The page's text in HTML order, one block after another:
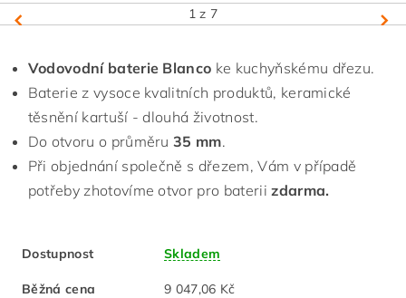
1 z 7
Vodovodní baterie Blanco ke kuchyňskému dřezu.
Baterie z vysoce kvalitních produktů, keramické
těsnění kartuší - dlouhá životnost.
Do otvoru o průměru35 mm.
Při objednání společně s dřezem, Vám v případě
potřeby zhotovíme otvor pro bateriizdarma.
Dostupnost Skladem
Běžná cena 9 047,06 Kč